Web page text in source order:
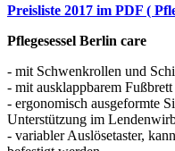
Preisliste 2017 im PDF (
Pflegesessel Berlin care
- mit Schwenkrollen und
- mit ausklappbarem Fußbrett
- ergonomisch ausgeformte
Unterstützung im
- variabler Auslösetaster,